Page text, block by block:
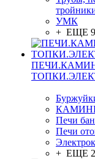
УМК
+ ЕЩЕ 9
Печи
Печи
+ ЕЩЕ 2